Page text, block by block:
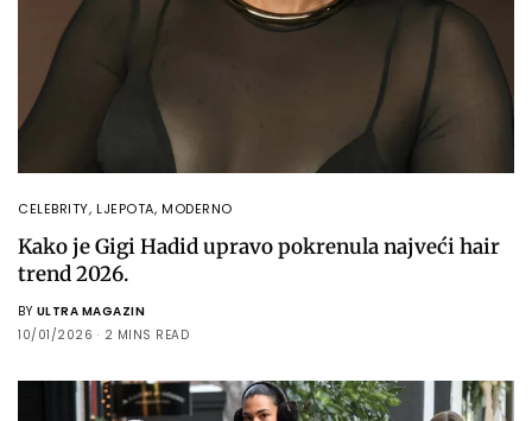
CELEBRITY,LJEPOTA,MODERNO
Kako je Gigi Hadid upravo pokrenula najveći hair
trend 2026.
BY ULTRA MAGAZIN
10/01/2026
2 MINS READ